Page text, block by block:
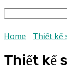
Home Thiết kế
Thiết kế